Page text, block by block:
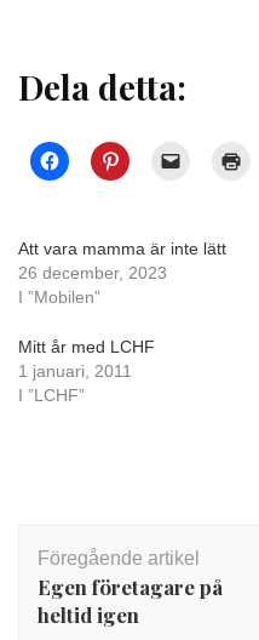
Dela detta:
Att vara mamma är inte lätt
26 december, 2023
I ”Mobilen”
Mitt år med LCHF
1 januari, 2011
I ”LCHF”
Föregående artikel
Egen företagare på
heltid igen